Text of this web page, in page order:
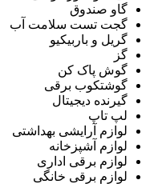
گاو صندوق
گجت تست سلامت آب
گریل و باربیکیو
گز
گوش پاک کن
گوشتکوب برقی
گیرنده دیجیتال
لپ تاپ
لوازم آرایشی بهداشتی
لوازم آشپزخانه
لوازم برقی اداری
لوازم برقی خانگی